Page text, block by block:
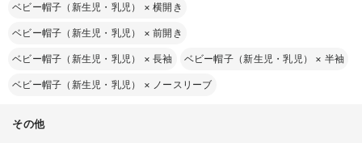
ベビー帽子（新生児・乳児） ×横開き
ベビー帽子（新生児・乳児） ×前開き
ベビー帽子（新生児・乳児） ×長袖 ベビー帽子（新生児・乳児） × 半袖
ベビー帽子（新生児・乳児） × ノースリーブ
その他